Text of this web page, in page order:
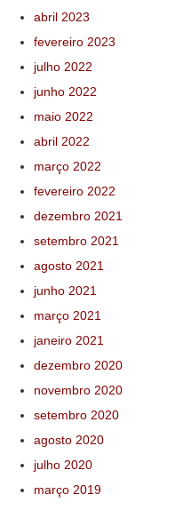
abril 2023
fevereiro 2023
julho 2022
junho 2022
maio 2022
abril 2022
março 2022
fevereiro 2022
dezembro 2021
setembro 2021
agosto 2021
junho 2021
março 2021
janeiro 2021
dezembro 2020
novembro 2020
setembro 2020
agosto 2020
julho 2020
março 2019